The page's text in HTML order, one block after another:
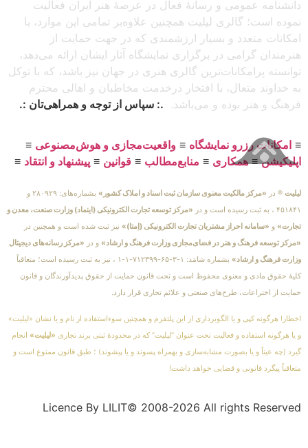
دانشنامه عمومی و رسانهٔ فعال در عرصهٔ هنر ایران فعالیت
نموده است؛ گالری لیلیت همچنین علاوه‌بر تمامی این موارد، با
امکانات متعدد و بسیار ارزشمندی که در جهت حمایت از
هنرمندان گرامی در برگزاری نمایشگاه آثار ایشان ارائه می‌دهد،
توانسته پرامکانات‌ترین گالری هنری در جهان نیز باشد، که با توکل
به خداوند متعال، با افتخار درخدمت مخاطبان و اهالی محترم
فرهنگ و هنر بوده و می‌باشد. .: سپاس از توجه و همراهی‌تان :.
≡ امکانات رزرو نمایشگاه ≡ واقعیت‌مجازی و هوش‌مصنوعی ≡
اپلیکیشن≡همکاری ≡ منابع‌مطالب ≡ قوانین ≡ پیشنهاد و انتقاد ≡
لیلیت ® در «مرکز مالکیت معنوی سازمان ثبت اسناد و املاک کشور»
بشماره‌های: ۲۸۰۹۲۹ و
۴۵۱۸۴۱ ، به ثبت رسیده است و در
«مرکز توسعه تجارت الکترونیکی (اینماد) وزارت صنعت، معدن و
تجارت» و «سامانه احراز مشتریان تجارت الکترونیکی (اِمتا)» نیز ثبت شده است و همچنین در
«مرکز توسعه فرهنگ و هنر در فضای‌مجازی وزارت فرهنگ و ارشاد» و در «مرکز رسانه‌های دیجیتال
وزارت فرهنگ و ارشاد»
بشماره شامَد: ۱-۳-۶۵-۷۱۲۳۹۹-۱-۱ ، نیز به ثبت رسیده است؛ متعاقباً
کلیهٔ حقوق مادی و معنوی محفوظ است و تحت قانون حمایت از حقوق پدیدآورندگان و قانون
حمایت از اختراعات، طرح‌های صنعتی و علائم تجاری قرار دارد.
اخطار! هرگونه کپی و یا الگوبرداری از این پلتفرم و همچنین سوءاستفاده از نام و یا نشان «لیلیت»
و یا هرگونه استفاده و فعالیت تحت عنوان “لیلیت” که در محدودهٔ ثبتی برند تجاری «لیلیت» انجام
گیرد (چه عیناً و یا بصورت مشابه‌سازی و بهمراه پسوند و یا پیشوند) ؛ طبق قانون ممنوع است و
متعاقباً پیگرد قانونی و قضایی خواهد داشت!
Licence By LILIT© 2008-2026 All rights Reserved